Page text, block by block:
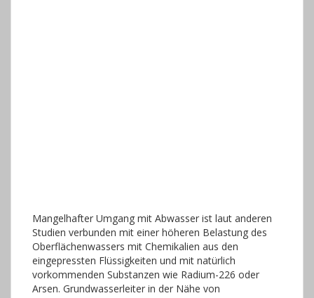
Mangelhafter Umgang mit Abwasser ist laut anderen
Studien verbunden mit einer höheren Belastung des
Oberflächenwassers mit Chemikalien aus den
eingepressten Flüssigkeiten und mit natürlich
vorkommenden Substanzen wie Radium-226 oder
Arsen. Grundwasserleiter in der Nähe von